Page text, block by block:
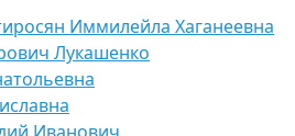
Иммилейла Хаганеевна
Лукашенко